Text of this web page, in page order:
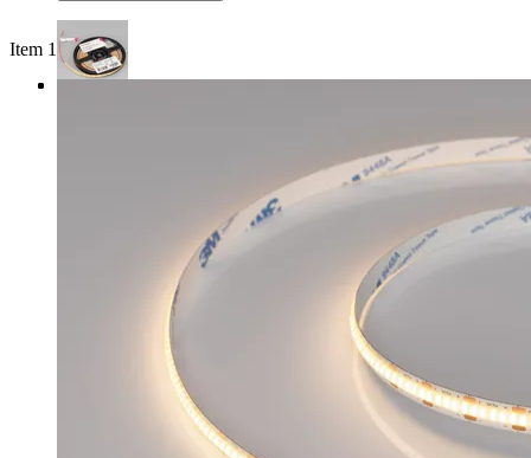
Item 1 of 3